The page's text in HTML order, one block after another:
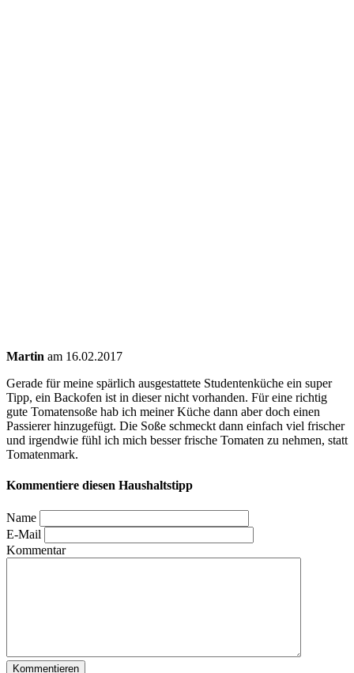
Martin am 16.02.2017
Gerade für meine spärlich ausgestattete Studentenküche ein super
Tipp, ein Backofen ist in dieser nicht vorhanden. Für eine richtig
gute Tomatensoße hab ich meiner Küche dann aber doch einen
Passierer hinzugefügt. Die Soße schmeckt dann einfach viel frischer
und irgendwie fühl ich mich besser frische Tomaten zu nehmen, statt
Tomatenmark.
Kommentiere diesen Haushaltstipp
Name
E-Mail
Kommentar